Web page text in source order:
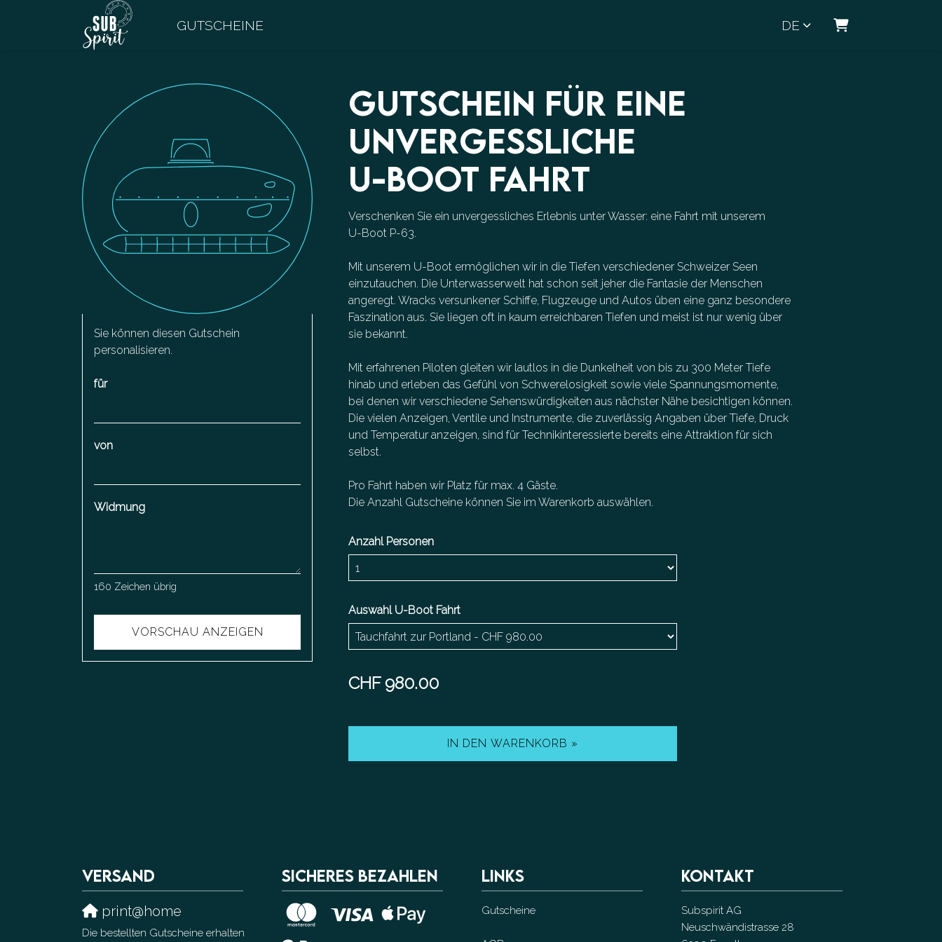
GUTSCHEINE DE
WARENKORB
Sie können diesen Gutschein
personalisieren.
für
von
Widmung
160 Zeichen übrig
VORSCHAU ANZEIGEN
GUTSCHEIN FÜR EINE
UNVERGESSLICHE
U-BOOT FAHRT
Verschenken Sie ein unvergessliches Erlebnis unter Wasser: eine Fahrt mit unserem
U-Boot P-63.
Mit unserem U-Boot ermöglichen wir in die Tiefen verschiedener Schweizer Seen
einzutauchen. Die Unterwasserwelt hat schon seit jeher die Fantasie der Menschen
angeregt. Wracks versunkener Schiffe, Flugzeuge und Autos üben eine ganz besondere
Faszination aus. Sie liegen oft in kaum erreichbaren Tiefen und meist ist nur wenig über
sie bekannt.
Mit erfahrenen Piloten gleiten wir lautlos in die Dunkelheit von bis zu 300 Meter Tiefe
hinab und erleben das Gefühl von Schwerelosigkeit sowie viele Spannungsmomente,
bei denen wir verschiedene Sehenswürdigkeiten aus nächster Nähe besichtigen können.
Die vielen Anzeigen, Ventile und Instrumente, die zuverlässig Angaben über Tiefe, Druck
und Temperatur anzeigen, sind für Technikinteressierte bereits eine Attraktion für sich
selbst.
Pro Fahrt haben wir Platz für max. 4 Gäste.
Die Anzahl Gutscheine können Sie im Warenkorb auswählen.
Anzahl Personen
Auswahl U-Boot Fahrt
CHF 980.00
IN DEN WARENKORB »
VERSAND
print@home
Die bestellten Gutscheine erhalten
SICHERES BEZAHLEN LINKS
Gutscheine
KONTAKT
Subspirit AG
Neuschwändistrasse 28